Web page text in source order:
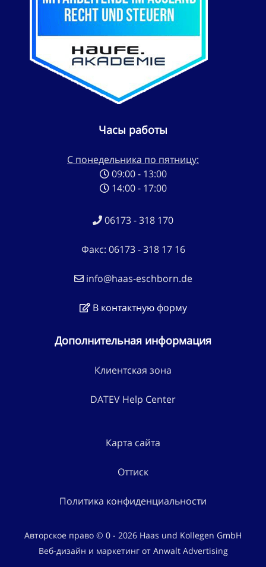
Часы работы
С понедельника по пятницу:
09:00 - 13:00
14:00 - 17:00
06173 - 318 170
Факс: 06173 - 318 17 16
info@haas-eschborn.de
В контактную форму
Дополнительная информация
Клиентская зона
DATEV Help Center
Карта сайта
Оттиск
Политика конфиденциальности
Авторское право © 0 - 2026 Haas und Kollegen GmbH
Веб-дизайн и маркетинг от Anwalt Advertising